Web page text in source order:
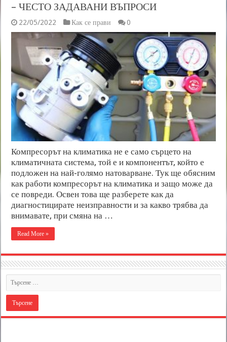
– ЧЕСТО ЗАДАВАНИ ВЪПРОСИ
22/05/2022 Как се прави 0
Компресорът на климатика не е само сърцето на
климатичната система, той е и компонентът, който е
подложен на най-голямо натоварване. Тук ще обясним
как работи компресорът на климатика и защо може да
се повреди. Освен това ще разберете как да
диагностицирате неизправности и за какво трябва да
внимавате, при смяна на …
Read More »